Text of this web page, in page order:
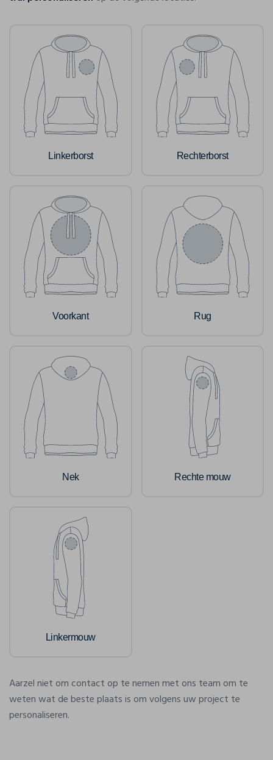
Linkerborst Rechterborst
Voorkant Rug
Nek Rechte mouw
Linkermouw
Aarzel niet om contact op te nemen met ons team om te
weten wat de beste plaats is om volgens uw project te
personaliseren.